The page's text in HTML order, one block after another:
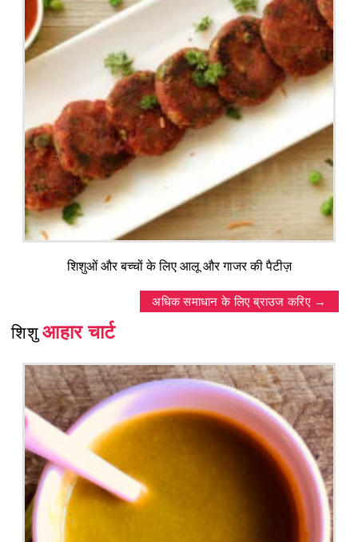
शिशुओं और बच्चों के लिए आलू और गाजर की पैटीज़
अधिक समाधान के लिए ब्राउज करिए
शिशुआहार चार्ट